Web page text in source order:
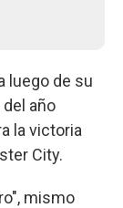
luego de su
año
la victoria
City.
mismo